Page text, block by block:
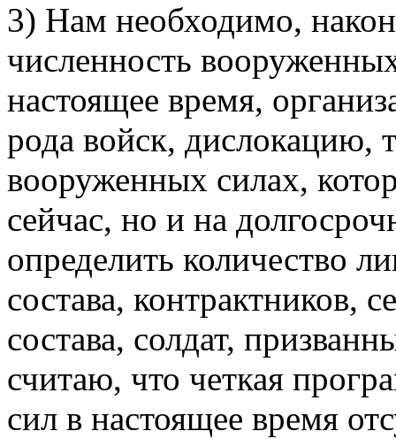
3) Нам необходимо,
численность
настоящее время,
рода войск, дислокацию,
вооруженных силах,
сейчас, но и на
определить количество
состава, контрактников,
состава, солдат,
считаю, что четкая
сил в настоящее время